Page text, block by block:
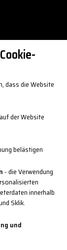
dass die Website
der Website
belästigen
- die Verwendung
innerhalb
Sklik.
und